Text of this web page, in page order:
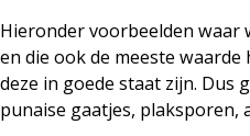
Hieronder voorbeelden waar
en die ook de meeste
deze in goede staat zijn. Dus
punaise gaatjes, plaksporen,